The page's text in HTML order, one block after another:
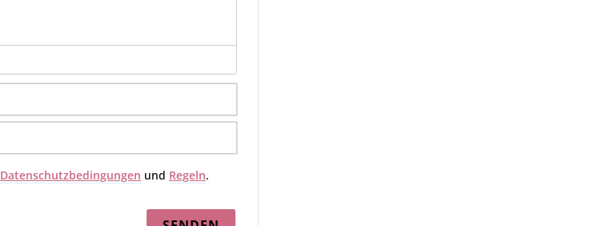
Datenschutzbedingungen und Regeln.